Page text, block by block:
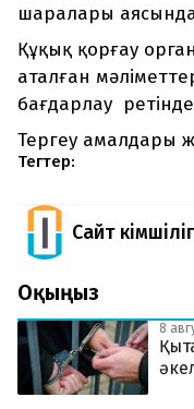
шаралары
Құқық қорғау
аталған
бағдарлау
Тергеу амалдары
Тегтер:
Сайт
Оқыңыз
8